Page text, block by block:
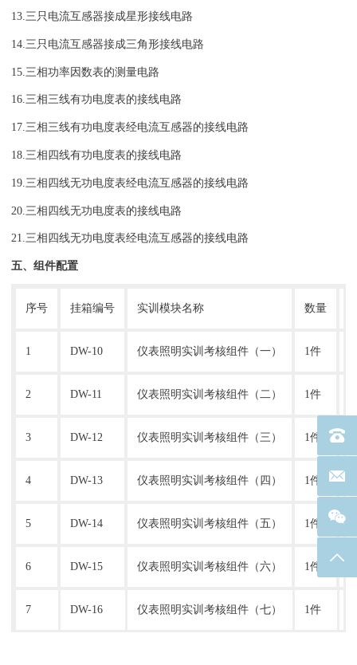
13.三只电流互感器接成星形接线电路
14.三只电流互感器接成三角形接线电路
15.三相功率因数表的测量电路
16.三相三线有功电度表的接线电路
17.三相三线有功电度表经电流互感器的接线电路
18.三相四线有功电度表的接线电路
19.三相四线无功电度表经电流互感器的接线电路
20.三相四线无功电度表的接线电路
21.三相四线无功电度表经电流互感器的接线电路
五、组件配置
序号 挂箱编号 实训模块名称 数量
1 DW-10 仪表照明实训考核组件（一） 1件
2 DW-11 仪表照明实训考核组件（二） 1件
3 DW-12 仪表照明实训考核组件（三） 1件
4 DW-13 仪表照明实训考核组件（四） 1件
5 DW-14 仪表照明实训考核组件（五） 1件
6 DW-15 仪表照明实训考核组件（六） 1件
7 DW-16 仪表照明实训考核组件（七） 1件
电话
联系
返回